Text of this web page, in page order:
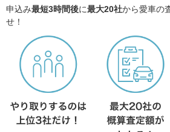
申込み最短3時間後に最大20社から愛車の
せ！